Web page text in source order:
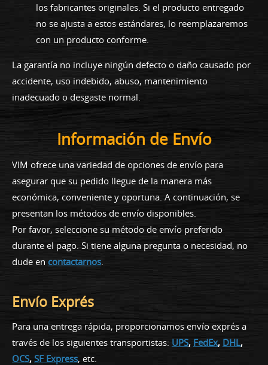
los fabricantes originales. Si el producto entregado
no se ajusta a estos estándares, lo reemplazaremos
con un producto conforme.
La garantía no incluye ningún defecto o daño causado por
accidente, uso indebido, abuso, mantenimiento
inadecuado o desgaste normal.
Información de Envío
VIM ofrece una variedad de opciones de envío para
asegurar que su pedido llegue de la manera más
económica, conveniente y oportuna. A continuación, se
presentan los métodos de envío disponibles.
Por favor, seleccione su método de envío preferido
durante el pago. Si tiene alguna pregunta o necesidad, no
dude en contactarnos
Envío Exprés
Para una entrega rápida, proporcionamos envío exprés a
través de los siguientes transportistas: UPS, FedEx, DHL,
OCS, SF Express, etc.